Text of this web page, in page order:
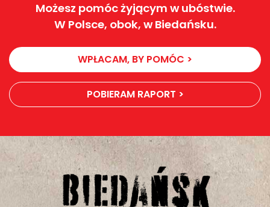
Możesz pomóc żyjącym w ubóstwie.
W Polsce, obok, w Biedańsku.
WPŁACAM, BY POMÓC >
POBIERAM RAPORT >